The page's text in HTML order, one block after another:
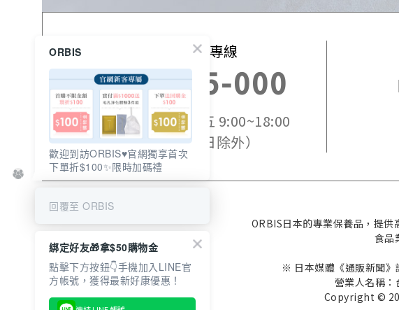
免付費訂購專線
0800-525-000
服務時間：週一~週五 9:00~18:00
（國定假日除外）
ORBIS日本的專業保養品，提供
食品
※ 日本媒體《通販新聞》
營業人名稱：
Copyright ©
ORBIS
歡迎到訪ORBIS♥️官網獨享首次
下單折$100✨限時加碼禮
回覆至 ORBIS
綁定好友🎁拿$50購物金
點擊下方按鈕👇手機加入LINE官